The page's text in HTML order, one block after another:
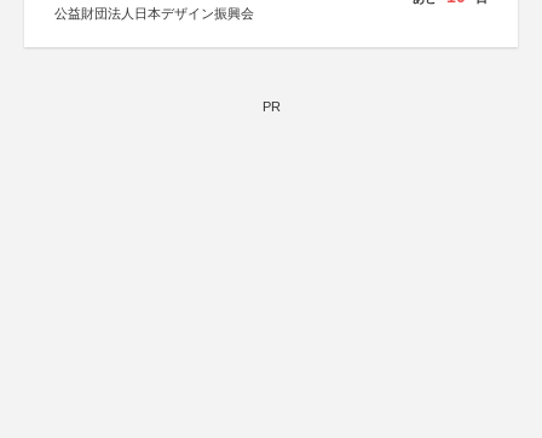
公益財団法人日本デザイン振興会
PR